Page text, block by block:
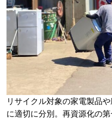
リサイクル対象の家電製品
に適切に分別。再資源化の